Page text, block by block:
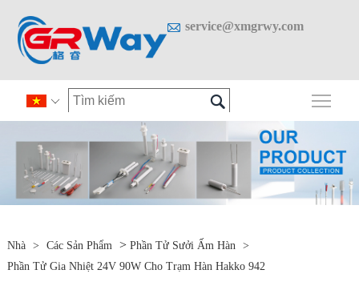
 service@xmgrwy.com
 
Nhà > Các Sản Phẩm > Phần Tử Sưởi Ấm Hàn
>
Phần Tử Gia Nhiệt 24V 90W Cho Trạm Hàn Hakko 942